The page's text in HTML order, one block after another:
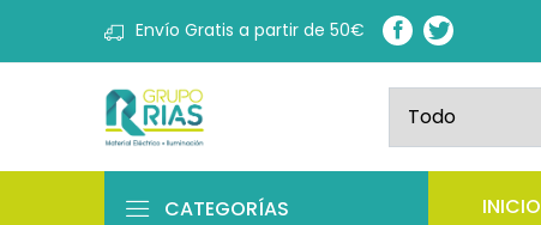
Envío Gratis a partir de 50€
CATEGORÍAS INICIO